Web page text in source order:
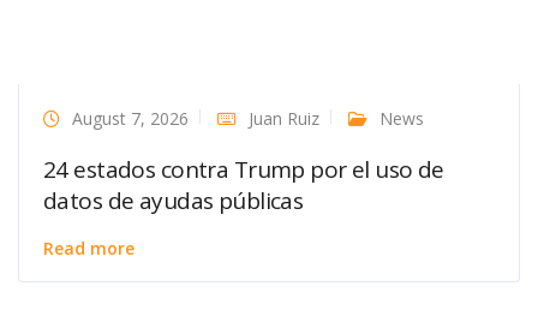
August 7, 2026 Juan Ruiz News
24 estados contra Trump por el uso de
datos de ayudas públicas
Read more